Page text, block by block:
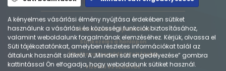
Adatkezelési tájékoztató
Sütikezelés a honlapon
Általános Szerződési Feltételek
Fizetés és szállítás
A kényelmes vásárlási élmény nyújtása érdekében sütiket
használunk a vásárlási és közösségi funkciók biztosításához,
valamint weboldalunk forgalmának elemzéséhez. Kérjük, olvassa el
Süti tájékoztatónkat, amelyben részletes információkat talál az
általunk használt sütikről. A „Minden süti engedélyezése” gombra
kattintással Ön elfogadja, hogy weboldalunk sütiket használ.